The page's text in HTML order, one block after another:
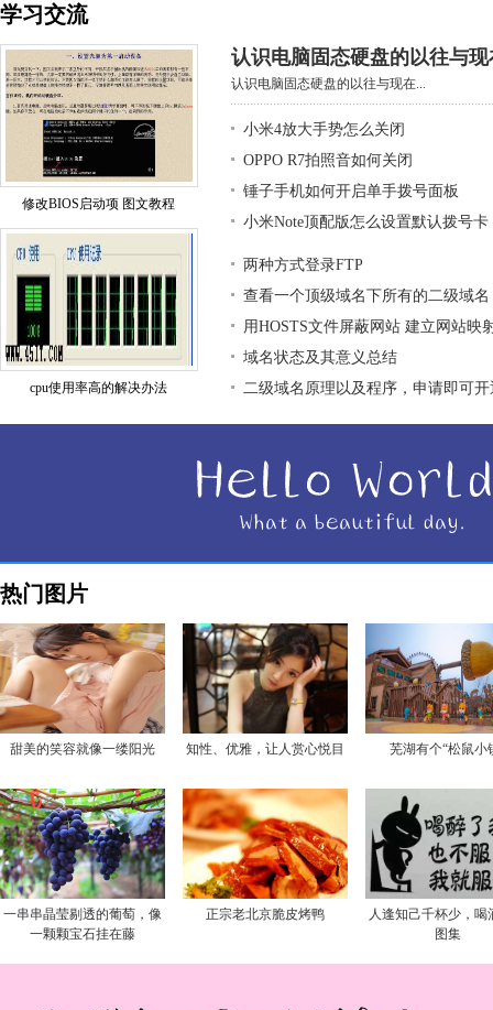
学习交流
修改BIOS启动项 图文教程
cpu使用率高的解决办法
认识电脑固态硬盘的以往与现
认识电脑固态硬盘的以往与现在...
小米4放大手势怎么关闭
OPPO R7拍照音如何关闭
锤子手机如何开启单手拨号面板
小米Note顶配版怎么设置默认拨号卡
两种方式登录FTP
查看一个顶级域名下所有的二级域名
用HOSTS文件屏蔽网站 建立网站映
域名状态及其意义总结
二级域名原理以及程序，申请即可开
热门图片
甜美的笑容就像一缕阳光 知性、优雅，让人赏心悦目 芜湖有个“松鼠小
一串串晶莹剔透的葡萄，像
一颗颗宝石挂在藤
正宗老北京脆皮烤鸭
人逢知己千杯少，喝
图集